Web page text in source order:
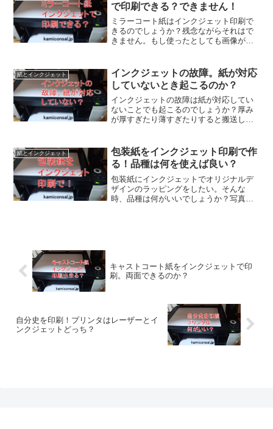
で印刷できる？できません！
ミラーコート紙はインクジェット印刷で
きるのでしょうか？残念ながらそれはで
きません。もし使ったとしても画像がに
キャストコートであるミラーコート紙は
インクジェット対応していません。
紙とインクジェット
インクジェットの故障。紙が対応
していないとき起こるのか？
インクジェットの故障は紙が対応してい
ないことでも起こるのでしょうか？厚み
が厚すぎたり薄すぎたりすると搬送しな
ることもあります。ただし、そう簡単に
はインクジェットは故障しません。
紙とインクジェット
包装紙をインクジェット印刷で作
る！品種は何を使えば良い？
包装紙にインクジェットでオリジナルデ
ザインのラッピングをしたい。そんな
時、品種は何がいいでしょうか？写真入
キャストコート紙をインクジェットで印
刷。両面できるのか？
自分史を印刷！プリンタはレーザーとイ
ンクジェットどっち？